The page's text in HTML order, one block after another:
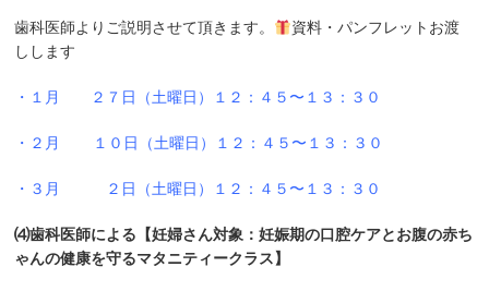
歯科医師よりご説明させて頂きます。
資料・パンフレットお渡
しします
・１ 月 ２７日（土曜日）１２：４５〜１３：３０
・２月 １０ 日（土曜日）１２：４５〜１３：３０
・３ 月 ２日（土曜日）１２：４５〜１３：３０
⑷歯科医師による【妊婦さん対象：妊娠期の口腔ケアとお腹の赤ち
ゃんの健康を守るマタニティークラス】